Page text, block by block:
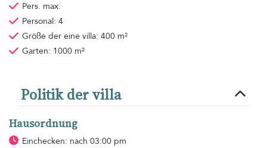
Pers. max.
Personal: 4
Größe der eine villa: 400 m²
Garten: 1000 m²
Politik der villa
Hausordnung
Einchecken: nach 03:00 pm